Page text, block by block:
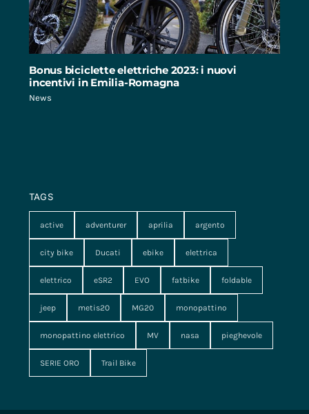
Bonus biciclette elettriche 2023: i nuovi
incentivi in Emilia-Romagna
News
TAGS
active adventurer aprilia argento
city bike Ducati ebike elettrica
elettrico eSR2 EVO fatbike foldable
jeep metis20 MG20 monopattino
monopattino elettrico MV nasa pieghevole
SERIE ORO Trail Bike